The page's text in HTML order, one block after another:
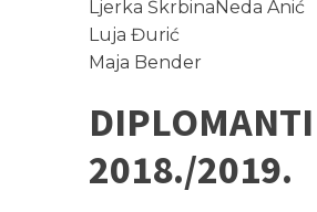
Ljerka ŠkrbinaNeda Anić
Luja Đurić
Maja Bender
DIPLOMANTI
2018./2019.